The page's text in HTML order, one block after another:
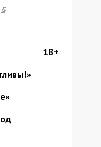
(link
18+